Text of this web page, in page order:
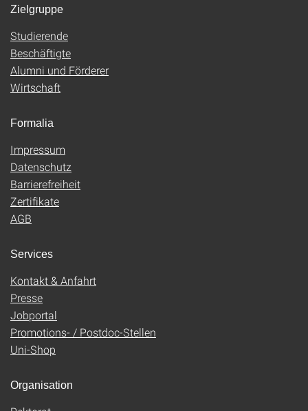
Zielgruppe
Studierende
Beschäftigte
Alumni und Förderer
Wirtschaft
Formalia
Impressum
Datenschutz
Barrierefreiheit
Zertifikate
AGB
Services
Kontakt & Anfahrt
Presse
Jobportal
Promotions- / Postdoc-Stellen
Uni-Shop
Organisation